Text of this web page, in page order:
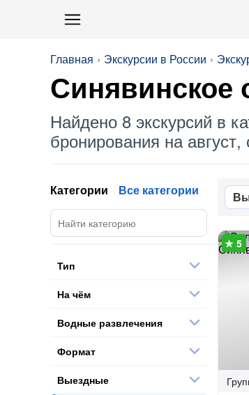
Главная Экскурсии в России
Синявинское
Найдено 8 экскурсий в
бронирования на
Категории Все категории
Тип
На чём
Водные развлечения
Формат
Выездные